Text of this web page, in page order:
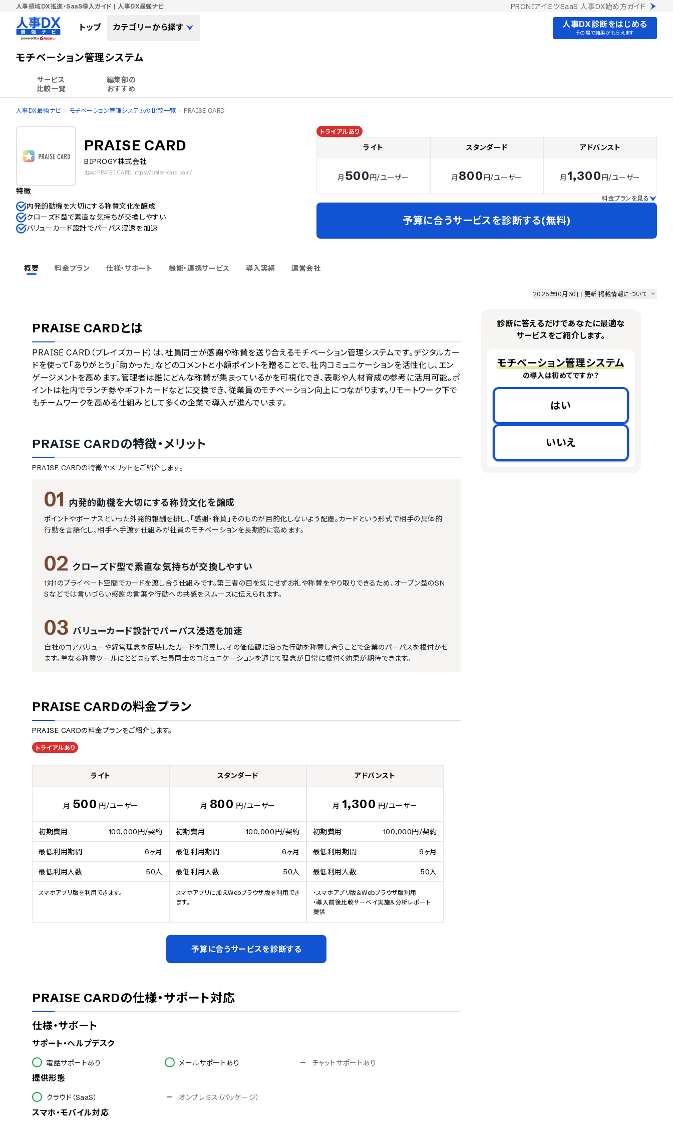
人事領域DX推進・SaaS導入ガイド | 人事DX最強ナビ PRONIアイミツSaaS 人事DX始め方ガイド
トップ カテゴリーから探す 人事DX診断をはじめる
その場で結果がもらえます
モチベーション管理システム
サービス
比較一覧
編集部の
おすすめ
人事DX最強ナビ モチベーション管理システムの比較一覧 PRAISE CARD
PRAISE CARD
BIPROGY株式会社
出典：PRAISE CARD https://praise-card.com/
特徴
内発的動機を大切にする称賛文化を醸成
クローズド型で素直な気持ちが交換しやすい
バリューカード設計でパーパス浸透を加速
トライアルあり
ライト
月 500円/ユーザー
スタンダード
月 800円/ユーザー
アドバンスト
月 1,300円/ユーザー
料金プランを見る
予算に合うサービスを診断する(無料)
概要 料金プラン 仕様・サポート 機能・連携サービス 導入実績 運営会社
2025年10月30日 更新掲載情報について
一部
PRONIアイミツSaaS
のサービスデータを参照しています。
人事DX最強ナビ編集部 情報取得元
PRAISE CARDとは
PRAISE CARD（プレイズカード）は、社員同士が感謝や称賛を送り合えるモチベーション管理システムです。デジタルカー
ドを使って「ありがとう」「助かった」などのコメントと小額ポイントを贈ることで、社内コミュニケーションを活性化し、エン
ゲージメントを高めます。管理者は誰にどんな称賛が集まっているかを可視化でき、表彰や人材育成の参考に活用可能。ポ
イントは社内でランチ券やギフトカードなどに交換でき、従業員のモチベーション向上につながります。リモートワーク下で
もチームワークを高める仕組みとして多くの企業で導入が進んでいます。
PRAISE CARDの特徴・メリット
PRAISE CARDの特徴やメリットをご紹介します。
01 内発的動機を大切にする称賛文化を醸成
ポイントやボーナスといった外発的報酬を排し、「感謝・称賛」そのものが目的化しないよう配慮。カードという形式で相手の具体的
行動を言語化し、相手へ手渡す仕組みが社員のモチベーションを長期的に高めます。
02 クローズド型で素直な気持ちが交換しやすい
1対1のプライベート空間でカードを渡し合う仕組みです。第三者の目を気にせずお礼や称賛をやり取りできるため、オープン型のSN
Sなどでは言いづらい感謝の言葉や行動への共感をスムーズに伝えられます。
03 バリューカード設計でパーパス浸透を加速
自社のコアバリューや経営理念を反映したカードを用意し、その価値観に沿った行動を称賛し合うことで企業のパーパスを根付かせ
ます。単なる称賛ツールにとどまらず、社員同士のコミュニケーションを通じて理念が日常に根付く効果が期待できます。
PRAISE CARDの料金プラン
PRAISE CARDの料金プランをご紹介します。
トライアルあり
ライト
月 500 円/ユーザー
初期費用 100,000円/契約
最低利用期間 6ヶ月
最低利用人数 50人
スマホアプリ版を利用できます。
スタンダード
月 800 円/ユーザー
初期費用 100,000円/契約
最低利用期間 6ヶ月
最低利用人数 50人
スマホアプリに加えWebブラウザ版を利用でき
ます。
アドバンスト
月 1,300 円/ユーザー
初期費用 100,000円/契約
最低利用期間 6ヶ月
最低利用人数 50人
・スマホアプリ版＆Webブラウザ版利用
・導入前後比較サーベイ実施＆分析レポート
提供
予算に合うサービスを診断する
PRAISE CARDの仕様・サポート対応
仕様・サポート
サポート・ヘルプデスク
電話サポートあり メールサポートあり チャットサポートあり
提供形態
クラウド（SaaS） オンプレミス（パッケージ）
スマホ・モバイル対応
診断に答えるだけであなたに最適な
サービスをご紹介します。
モチベーション管理システム
の導入は初めてですか？
はい
いいえ